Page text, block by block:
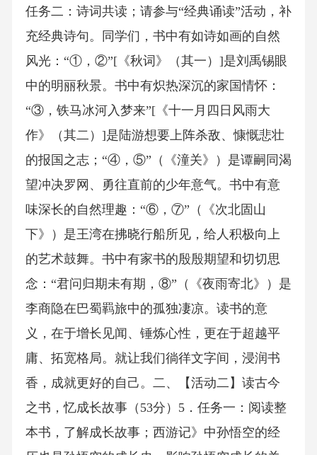
任务二：诗词共读；请参与“经典诵读”活动，补
充经典诗句。同学们，书中有如诗如画的自然
风光：“①，②”[《秋词》（其一）]是刘禹锡眼
中的明丽秋景。书中有炽热深沉的家国情怀：
“③，铁马冰河入梦来”[《十一月四日风雨大
作》（其二）]是陆游想要上阵杀敌、慷慨悲壮
的报国之志；“④，⑤”（《潼关》）是谭嗣同渴
望冲决罗网、勇往直前的少年意气。书中有意
味深长的自然理趣：“⑥，⑦”（《次北固山
下》）是王湾在拂晓行船所见，给人积极向上
的艺术鼓舞。书中有家书的殷殷期望和切切思
念：“君问归期未有期，⑧”（《夜雨寄北》）是
李商隐在巴蜀羁旅中的孤独凄凉。读书的意
义，在于增长见闻、锤炼心性，更在于超越平
庸、拓宽格局。就让我们徜徉文字间，浸润书
香，成就更好的自己。二、【活动二】读古今
之书，忆成长故事（53分）5．任务一：阅读整
本书，了解成长故事；西游记》中孙悟空的经